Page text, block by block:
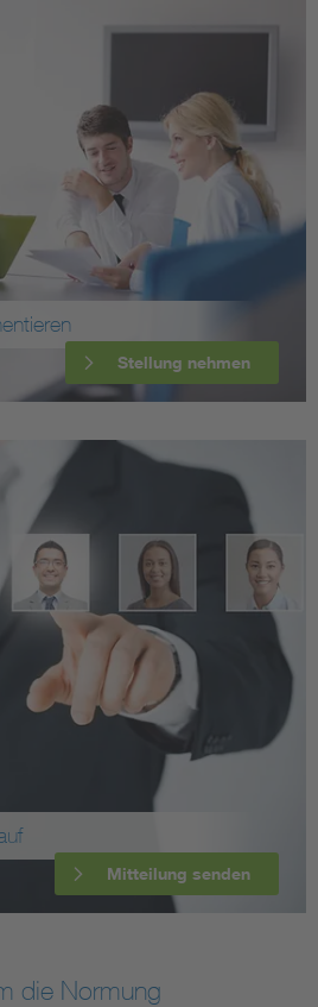
Stellung nehmen
Mitteilung senden
die Normung